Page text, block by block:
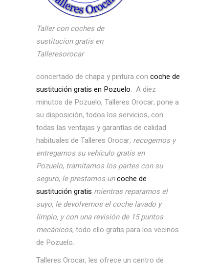
Taller con coches de
sustitucion gratis en
Talleresorocar
concertado de chapa y pintura con coche de
sustitución gratis en Pozuelo. A diez
minutos de Pozuelo, Talleres Orocar, pone a
su disposición, todos los servicios, con
todas las ventajas y garantías de calidad
habituales de Talleres Orocar, recogemos y
entregamos su vehículo gratis en
Pozuelo, tramitamos los partes con su
seguro, le prestamos uncoche de
sustitución gratis mientras reparamos el
suyo, le devolvemos el coche lavado y
limpio, y con una revisión de 15 puntos
mecánicos, todo ello gratis para los vecinos
de Pozuelo.
Talleres Orocar, les ofrece un centro de